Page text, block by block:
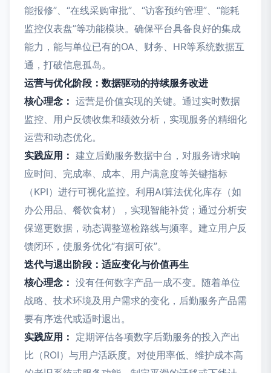
能报修”、“在线采购审批”、“访客预约管理”、“能耗
监控仪表盘”等功能模块。确保平台具备良好的集成
能力，能与单位已有的OA、财务、HR等系统数据互
通，打破信息孤岛。
运营与优化阶段：数据驱动的持续服务改进
核心理念： 运营是价值实现的关键。通过实时数据
监控、用户反馈收集和绩效分析，实现服务的精细化
运营和动态优化。
实践应用： 建立后勤服务数据中台，对服务请求响
应时间、完成率、成本、用户满意度等关键指标
（KPI）进行可视化监控。利用AI算法优化库存（如
办公用品、餐饮食材），实现智能补货；通过分析安
保巡更数据，动态调整巡检路线与频率。建立用户反
馈闭环，使服务优化“有据可依”。
迭代与退出阶段：适应变化与价值再生
核心理念： 没有任何数字产品一成不变。随着单位
战略、技术环境及用户需求的变化，后勤服务产品需
要有序迭代或适时退出。
实践应用： 定期评估各项数字后勤服务的投入产出
比（ROI）与用户活跃度。对使用率低、维护成本高